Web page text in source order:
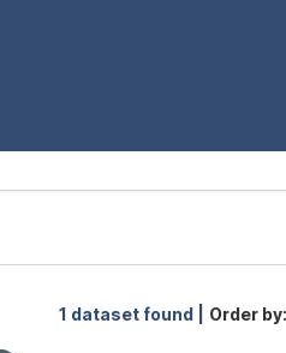
1 dataset found | Order by